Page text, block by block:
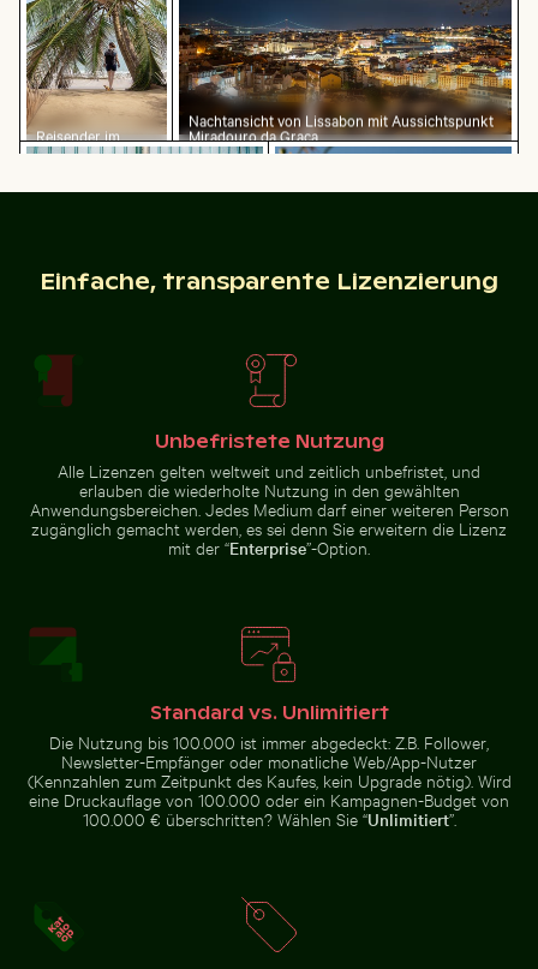
Reisender im
Parque Nacional
Nachtansicht von Lissabon mit Aussichtspunkt
Miradouro da Graça
Eckbereich eines Industriegebäudes mit
Metallrohren und -paneelen
Olympiaturm mit Blumen
Weiße Würfel auf Glastisch mit Becher
Sonnenuntergangsblick
aus Flugzeugfenster
mit Flügelsilhouette
Luftaufnahme von Isla Choventún in Chuburná
Luftaufnahme von Isla Choventún in
Idyllischer Wanderweg
Idyllischer
Wanderweg
im
Nationalpark
Sächsische
Schweiz, Bad
Nahaufnahme
eines
lebhaften
Kaktus in
natürlicher
Umgebung
Runder Spiegel reflektiert Pflanzen in sandiger
Luftaufnahme der
Einfache, transparente Lizenzierung
Unbefristete Nutzung
Alle Lizenzen gelten weltweit und zeitlich unbefristet, und
erlauben die wiederholte Nutzung in den gewählten
Anwendungsbereichen. Jedes Medium darf einer weiteren Person
zugänglich gemacht werden, es sei denn Sie erweitern die Lizenz
mit der “Enterprise”-Option.
Standard vs. Unlimitiert
Die Nutzung bis 100.000 ist immer abgedeckt: Z.B. Follower,
Newsletter-Empfänger oder monatliche Web/App-Nutzer
(Kennzahlen zum Zeitpunkt des Kaufes, kein Upgrade nötig). Wird
eine Druckauflage von 100.000 oder ein Kampagnen-Budget von
100.000 € überschritten? Wählen Sie “Unlimitiert”.